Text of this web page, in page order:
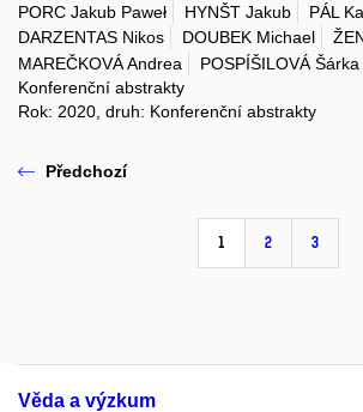
PORC Jakub Paweł
HYNŠT Jakub PÁL
DARZENTAS Nikos
DOUBEK Michael
MAREČKOVÁ Andrea
POSPÍŠILOVÁ Šárka
Konferenční abstrakty
Rok: 2020, druh: Konferenční abstrakty
Předchozí
1 2 3
Věda a výzkum